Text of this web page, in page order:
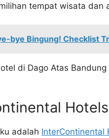
tempat wisata dan
bye Bingung! Checklist
di Dago Atas
adalah InterContinental